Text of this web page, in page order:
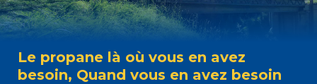
Le propane là où vous en avez
besoin, Quand vous en avez besoin